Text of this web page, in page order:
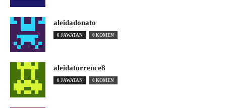
aleidadonato
0 JAWATAN 0 KOMEN
aleidatorrence8
0 JAWATAN 0 KOMEN